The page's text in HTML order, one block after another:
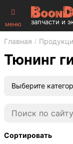
меню запчасти и
Главная
Тюнинг
Выберите
Сортировать